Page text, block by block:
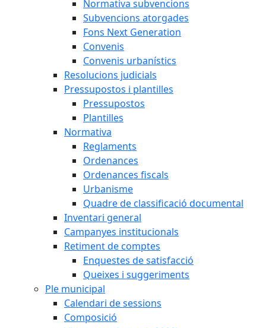
Normativa subvencions
Subvencions atorgades
Fons Next Generation
Convenis
Convenis urbanístics
Resolucions judicials
Pressupostos i plantilles
Pressupostos
Plantilles
Normativa
Reglaments
Ordenances
Ordenances fiscals
Urbanisme
Quadre de classificació documental
Inventari general
Campanyes institucionals
Retiment de comptes
Enquestes de satisfacció
Queixes i suggeriments
Ple municipal
Calendari de sessions
Composició